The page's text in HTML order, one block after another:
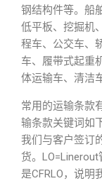
钢结构件等。船
低平板、挖掘机
程车、公交车、
车、履带式起重
体运输车、清洁
常用的运输条款有
输条款关键词如
我们与客户签订
货。
是CFRLO，说明